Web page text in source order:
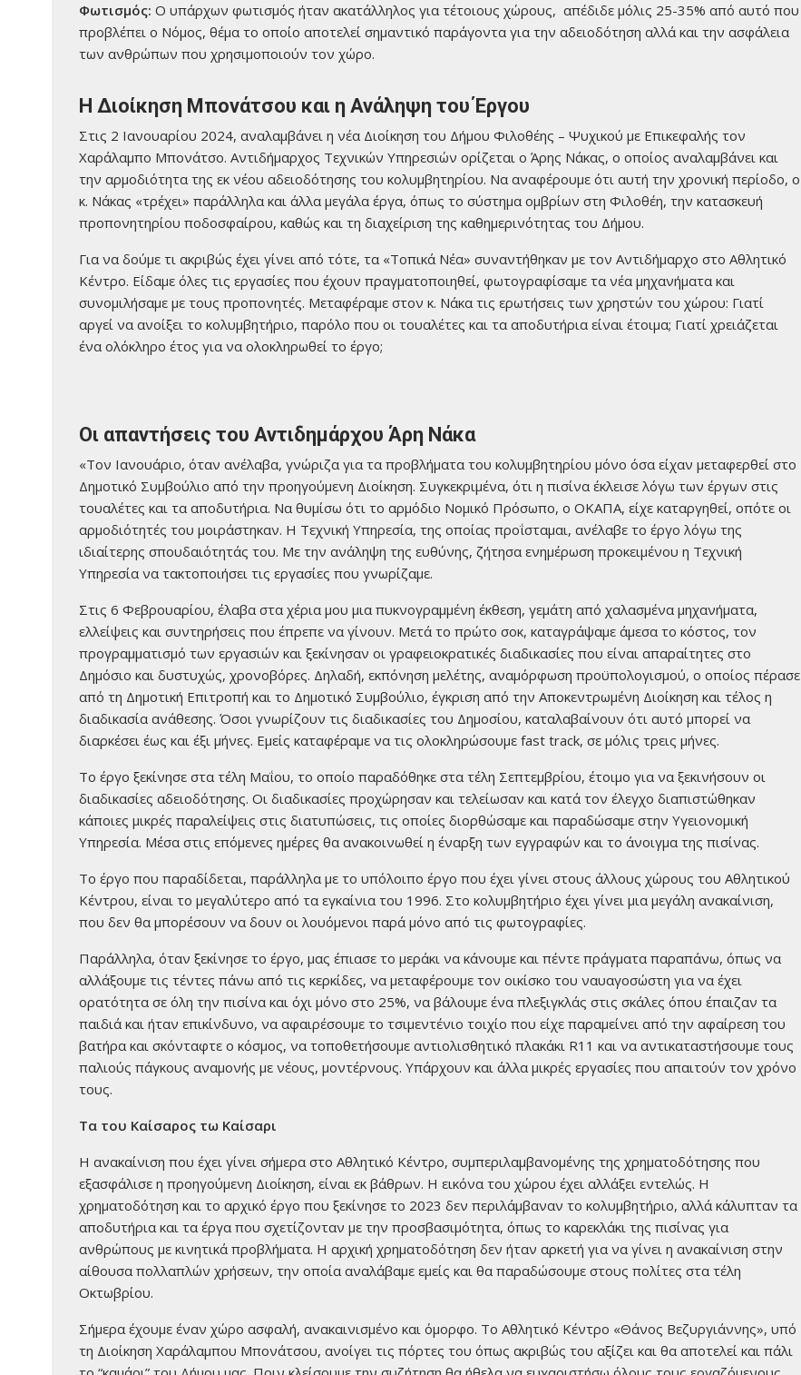
Φωτισμός: Ο υπάρχων φωτισμός ήταν ακατάλληλος για τέτοιους χώρους, απέδιδε μόλις 25-35% από αυτό που
προβλέπει ο Νόμος, θέμα το οποίο αποτελεί σημαντικό παράγοντα για την αδειοδότηση αλλά και την ασφάλεια
των ανθρώπων που χρησιμοποιούν τον χώρο.
Η Διοίκηση Μπονάτσου και η Ανάληψη του Έργου
Στις 2 Ιανουαρίου 2024, αναλαμβάνει η νέα Διοίκηση του Δήμου Φιλοθέης – Ψυχικού με Επικεφαλής τον
Χαράλαμπο Μπονάτσο. Αντιδήμαρχος Τεχνικών Υπηρεσιών ορίζεται ο Άρης Νάκας, ο οποίος αναλαμβάνει και
την αρμοδιότητα της εκ νέου αδειοδότησης του κολυμβητηρίου. Να αναφέρουμε ότι αυτή την χρονική περίοδο, ο
κ. Νάκας «τρέχει» παράλληλα και άλλα μεγάλα έργα, όπως το σύστημα ομβρίων στη Φιλοθέη, την κατασκευή
προπονητηρίου ποδοσφαίρου, καθώς και τη διαχείριση της καθημερινότητας του Δήμου.
Για να δούμε τι ακριβώς έχει γίνει από τότε, τα «Τοπικά Νέα» συναντήθηκαν με τον Αντιδήμαρχο στο Αθλητικό
Κέντρο. Είδαμε όλες τις εργασίες που έχουν πραγματοποιηθεί, φωτογραφίσαμε τα νέα μηχανήματα και
συνομιλήσαμε με τους προπονητές. Μεταφέραμε στον κ. Νάκα τις ερωτήσεις των χρηστών του χώρου: Γιατί
αργεί να ανοίξει το κολυμβητήριο, παρόλο που οι τουαλέτες και τα αποδυτήρια είναι έτοιμα; Γιατί χρειάζεται
ένα ολόκληρο έτος για να ολοκληρωθεί το έργο;
Οι απαντήσεις του Αντιδημάρχου Άρη Νάκα
«Τον Ιανουάριο, όταν ανέλαβα, γνώριζα για τα προβλήματα του κολυμβητηρίου μόνο όσα είχαν μεταφερθεί στο
Δημοτικό Συμβούλιο από την προηγούμενη Διοίκηση. Συγκεκριμένα, ότι η πισίνα έκλεισε λόγω των έργων στις
τουαλέτες και τα αποδυτήρια. Να θυμίσω ότι το αρμόδιο Νομικό Πρόσωπο, ο ΟΚΑΠΑ, είχε καταργηθεί, οπότε οι
αρμοδιότητές του μοιράστηκαν. Η Τεχνική Υπηρεσία, της οποίας προΐσταμαι, ανέλαβε το έργο λόγω της
ιδιαίτερης σπουδαιότητάς του. Με την ανάληψη της ευθύνης, ζήτησα ενημέρωση προκειμένου η Τεχνική
Υπηρεσία να τακτοποιήσει τις εργασίες που γνωρίζαμε.
Στις 6 Φεβρουαρίου, έλαβα στα χέρια μου μια πυκνογραμμένη έκθεση, γεμάτη από χαλασμένα μηχανήματα,
ελλείψεις και συντηρήσεις που έπρεπε να γίνουν. Μετά το πρώτο σοκ, καταγράψαμε άμεσα το κόστος, τον
προγραμματισμό των εργασιών και ξεκίνησαν οι γραφειοκρατικές διαδικασίες που είναι απαραίτητες στο
Δημόσιο και δυστυχώς, χρονοβόρες. Δηλαδή, εκπόνηση μελέτης, αναμόρφωση προϋπολογισμού, ο οποίος πέρασε
από τη Δημοτική Επιτροπή και το Δημοτικό Συμβούλιο, έγκριση από την Αποκεντρωμένη Διοίκηση και τέλος η
διαδικασία ανάθεσης. Όσοι γνωρίζουν τις διαδικασίες του Δημοσίου, καταλαβαίνουν ότι αυτό μπορεί να
διαρκέσει έως και έξι μήνες. Εμείς καταφέραμε να τις ολοκληρώσουμε fast track, σε μόλις τρεις μήνες.
Το έργο ξεκίνησε στα τέλη Μαΐου, το οποίο παραδόθηκε στα τέλη Σεπτεμβρίου, έτοιμο για να ξεκινήσουν οι
διαδικασίες αδειοδότησης. Οι διαδικασίες προχώρησαν και τελείωσαν και κατά τον έλεγχο διαπιστώθηκαν
κάποιες μικρές παραλείψεις στις διατυπώσεις, τις οποίες διορθώσαμε και παραδώσαμε στην Υγειονομική
Υπηρεσία. Μέσα στις επόμενες ημέρες θα ανακοινωθεί η έναρξη των εγγραφών και το άνοιγμα της πισίνας.
Το έργο που παραδίδεται, παράλληλα με το υπόλοιπο έργο που έχει γίνει στους άλλους χώρους του Αθλητικού
Κέντρου, είναι το μεγαλύτερο από τα εγκαίνια του 1996. Στο κολυμβητήριο έχει γίνει μια μεγάλη ανακαίνιση,
που δεν θα μπορέσουν να δουν οι λουόμενοι παρά μόνο από τις φωτογραφίες.
Παράλληλα, όταν ξεκίνησε το έργο, μας έπιασε το μεράκι να κάνουμε και πέντε πράγματα παραπάνω, όπως να
αλλάξουμε τις τέντες πάνω από τις κερκίδες, να μεταφέρουμε τον οικίσκο του ναυαγοσώστη για να έχει
ορατότητα σε όλη την πισίνα και όχι μόνο στο 25%, να βάλουμε ένα πλεξιγκλάς στις σκάλες όπου έπαιζαν τα
παιδιά και ήταν επικίνδυνο, να αφαιρέσουμε το τσιμεντένιο τοιχίο που είχε παραμείνει από την αφαίρεση του
βατήρα και σκόνταφτε ο κόσμος, να τοποθετήσουμε αντιολισθητικό πλακάκι R11 και να αντικαταστήσουμε τους
παλιούς πάγκους αναμονής με νέους, μοντέρνους. Υπάρχουν και άλλα μικρές εργασίες που απαιτούν τον χρόνο
τους.
Τα του Καίσαρος τω Καίσαρι
Η ανακαίνιση που έχει γίνει σήμερα στο Αθλητικό Κέντρο, συμπεριλαμβανομένης της χρηματοδότησης που
εξασφάλισε η προηγούμενη Διοίκηση, είναι εκ βάθρων. Η εικόνα του χώρου έχει αλλάξει εντελώς. Η
χρηματοδότηση και το αρχικό έργο που ξεκίνησε το 2023 δεν περιλάμβαναν το κολυμβητήριο, αλλά κάλυπταν τα
αποδυτήρια και τα έργα που σχετίζονταν με την προσβασιμότητα, όπως το καρεκλάκι της πισίνας για
ανθρώπους με κινητικά προβλήματα. Η αρχική χρηματοδότηση δεν ήταν αρκετή για να γίνει η ανακαίνιση στην
αίθουσα πολλαπλών χρήσεων, την οποία αναλάβαμε εμείς και θα παραδώσουμε στους πολίτες στα τέλη
Οκτωβρίου.
Σήμερα έχουμε έναν χώρο ασφαλή, ανακαινισμένο και όμορφο. Το Αθλητικό Κέντρο «Θάνος Βεζυργιάννης», υπό
τη Διοίκηση Χαράλαμπου Μπονάτσου, ανοίγει τις πόρτες του όπως ακριβώς του αξίζει και θα αποτελεί και πάλι